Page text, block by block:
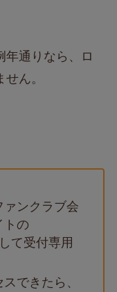
年通りなら、ロ
ん。
ンクラブ会
トの
て受付専用
できたら、